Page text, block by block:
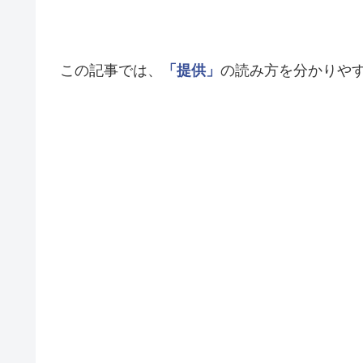
この記事では、 「提供」 の読み方を分かりや